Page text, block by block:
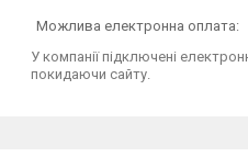
У компанії підключені
покидаючи сайту.